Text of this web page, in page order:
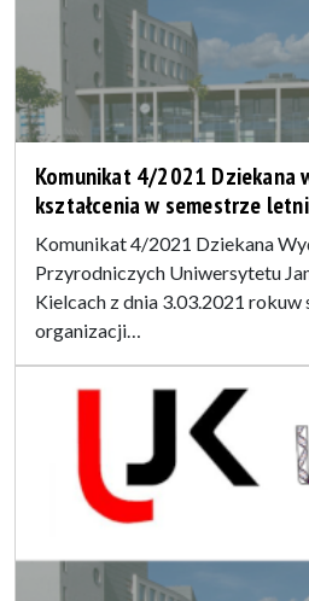
Komunikat 4/2021 Dziekana
kształcenia w semestrze
Komunikat 4/2021 Dziekana
Przyrodniczych Uniwersytetu
Kielcach z dnia 3.03.2021
organizacji…